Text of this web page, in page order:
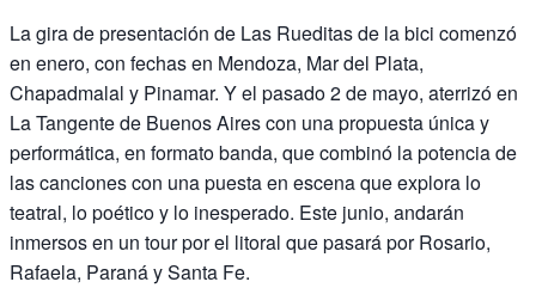
La gira de presentación de Las Rueditas de la bici comenzó
en enero, con fechas en Mendoza, Mar del Plata,
Chapadmalal y Pinamar. Y el pasado 2 de mayo, aterrizó en
La Tangente de Buenos Aires con una propuesta única y
performática, en formato banda, que combinó la potencia de
las canciones con una puesta en escena que explora lo
teatral, lo poético y lo inesperado. Este junio, andarán
inmersos en un tour por el litoral que pasará por Rosario,
Rafaela, Paraná y Santa Fe.